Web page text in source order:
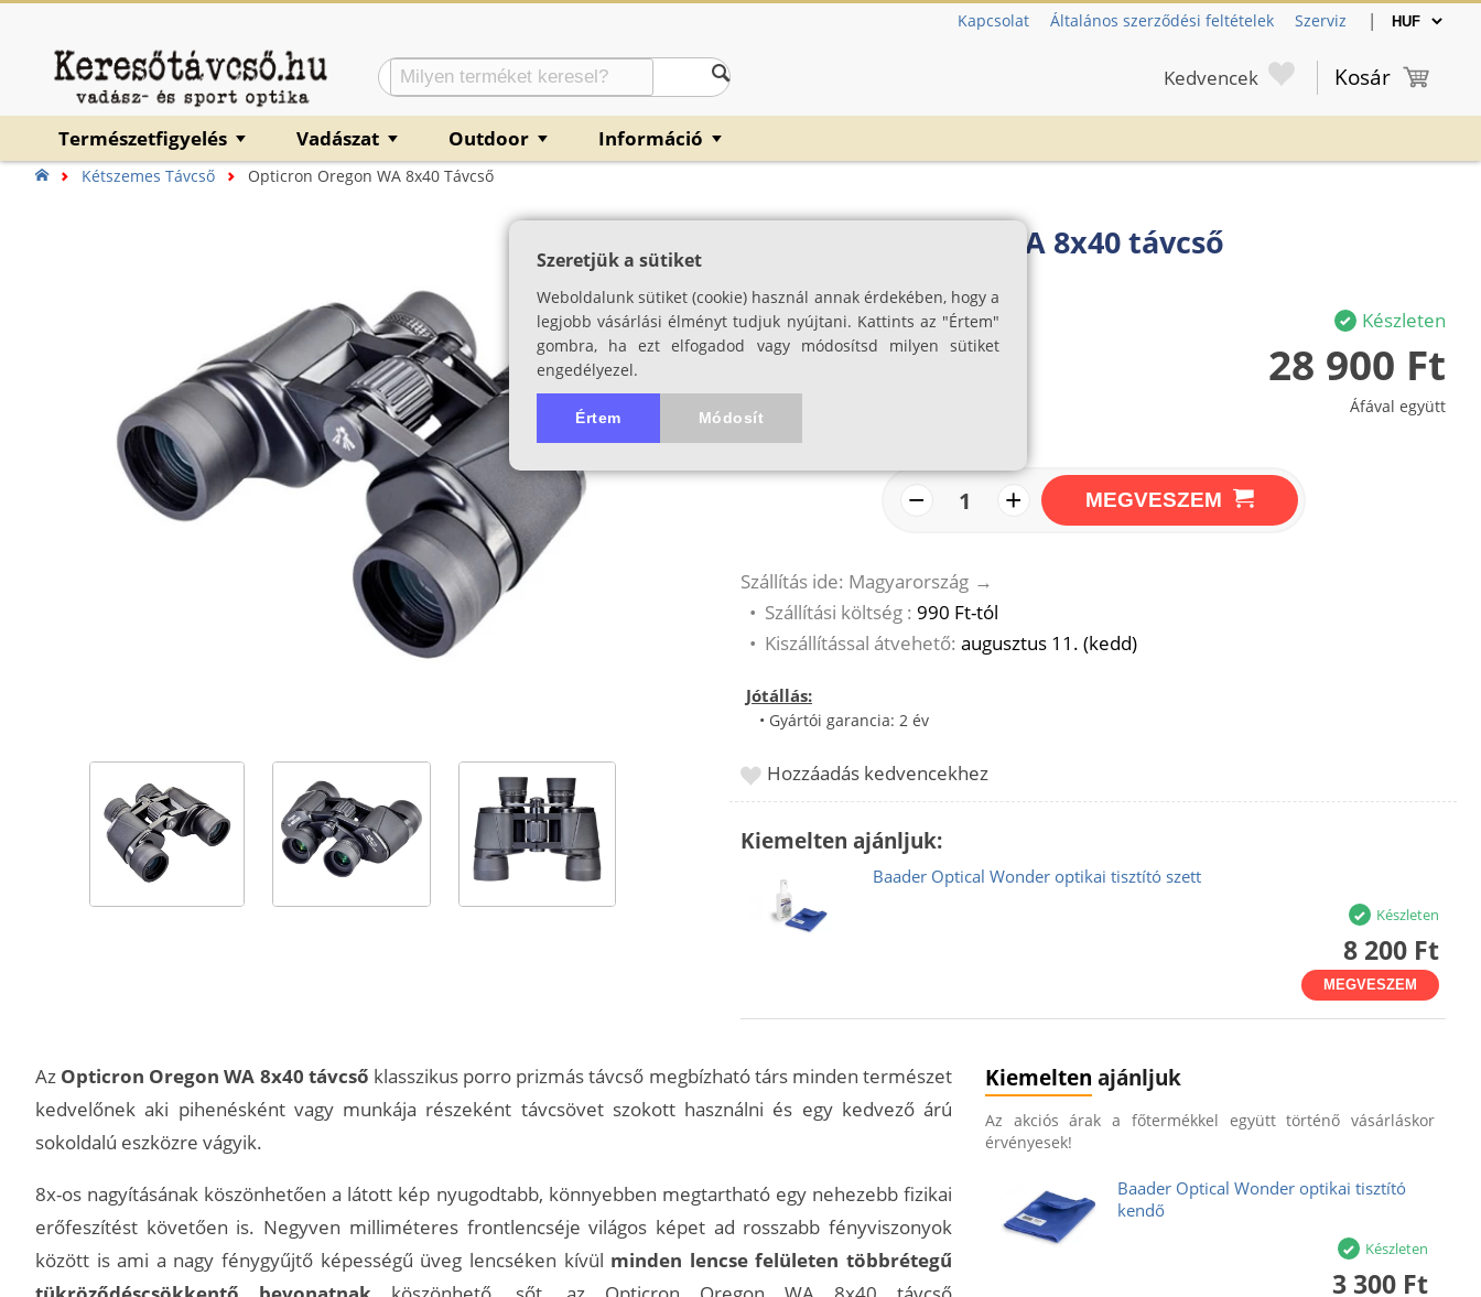
Kapcsolat Általános szerződési feltételek Szerviz |
Kedvencek Kosár
Természetfigyelés ▼ Vadászat ▼ Outdoor ▼ Információ ▼
Kétszemes Távcső Opticron Oregon WA 8x40 Távcső
Opticron Oregon WA 8x40 távcső
Készleten
28 900 Ft
Áfával együtt
− 1 + MEGVESZEM
Szállítás ide: Magyarország →
• Szállítási költség : 990 Ft-tól
• Kiszállítással átvehető: augusztus 11. (kedd)
Jótállás:
• Gyártói garancia: 2 év
Hozzáadás kedvencekhez
Kiemelten ajánljuk:
Baader Optical Wonder optikai tisztító szett
Készleten
8 200 Ft
MEGVESZEM
Az Opticron Oregon WA 8x40 távcső klasszikus porro prizmás távcső megbízható társ minden természet
kedvelőnek aki pihenésként vagy munkája részeként távcsövet szokott használni és egy kedvező árú
sokoldalú eszközre vágyik.
8x-os nagyításának köszönhetően a látott kép nyugodtabb, könnyebben megtartható egy nehezebb fizikai
erőfeszítést követően is. Negyven milliméteres frontlencséje világos képet ad rosszabb fényviszonyok
között is ami a nagy fénygyűjtő képességű üveg lencséken kívül minden lencse felületen többrétegű
Kiemelten ajánljuk
Az akciós árak a főtermékkel együtt történő vásárláskor
érvényesek!
Baader Optical Wonder optikai tisztító
kendő
Készleten
3 300 Ft
Szeretjük a sütiket
Weboldalunk sütiket (cookie) használ annak érdekében, hogy a
legjobb vásárlási élményt tudjuk nyújtani. Kattints az "Értem"
gombra, ha ezt elfogadod vagy módosítsd milyen sütiket
engedélyezel.
Értem Módosít